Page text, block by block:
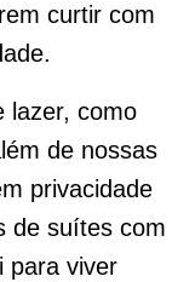
curtir com
lazer, como
de nossas
privacidade
de suítes com
para viver